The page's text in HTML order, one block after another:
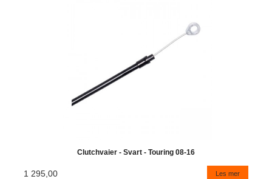
Clutchvaier - Svart - Touring 08-16
1 295,00 Les mer